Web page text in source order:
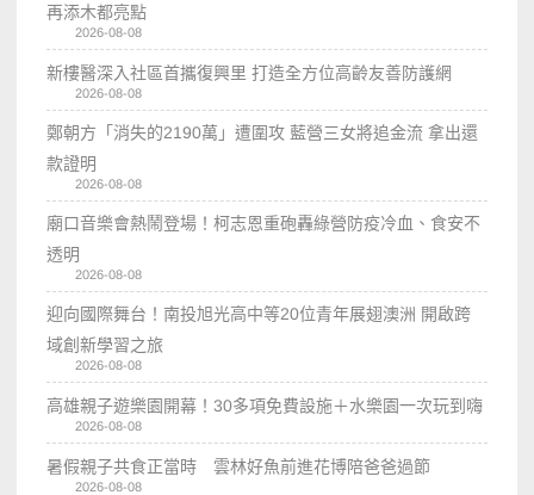
再添木都亮點
2026-08-08
新樓醫深入社區首攜復興里 打造全方位高齡友善防護網
2026-08-08
鄭朝方「消失的2190萬」遭圍攻 藍營三女將追金流 拿出還
款證明
2026-08-08
廟口音樂會熱鬧登場！柯志恩重砲轟綠營防疫冷血、食安不
透明
2026-08-08
迎向國際舞台！南投旭光高中等20位青年展翅澳洲 開啟跨
域創新學習之旅
2026-08-08
高雄親子遊樂園開幕！30多項免費設施＋水樂園一次玩到嗨
2026-08-08
暑假親子共食正當時 雲林好魚前進花博陪爸爸過節
2026-08-08